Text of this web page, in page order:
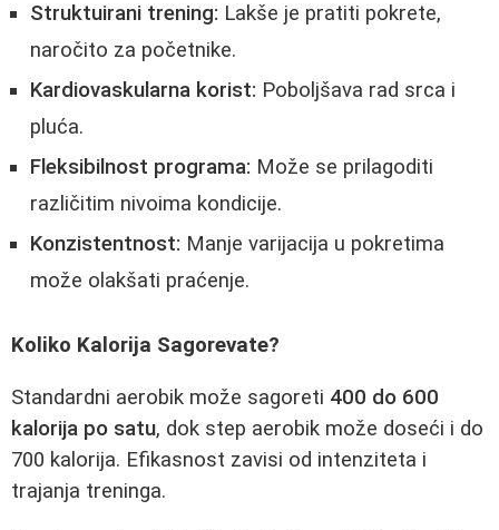
Struktuirani trening: Lakše je pratiti pokrete,
naročito za početnike.
Kardiovaskularna korist: Poboljšava rad srca i
pluća.
Fleksibilnost programa: Može se prilagoditi
različitim nivoima kondicije.
Konzistentnost: Manje varijacija u pokretima
može olakšati praćenje.
Koliko Kalorija Sagorevate?
Standardni aerobik može sagoreti 400 do 600
kalorija po satu, dok step aerobik može doseći i do
700 kalorija. Efikasnost zavisi od intenziteta i
trajanja treninga.